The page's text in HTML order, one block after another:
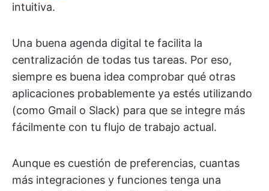
intuitiva.
Una buena agenda digital te facilita la
centralización de todas tus tareas. Por eso,
siempre es buena idea comprobar qué otras
aplicaciones probablemente ya estés utilizando
(como Gmail o Slack) para que se integre más
fácilmente con tu flujo de trabajo actual.
Aunque es cuestión de preferencias, cuantas
más integraciones y funciones tenga una